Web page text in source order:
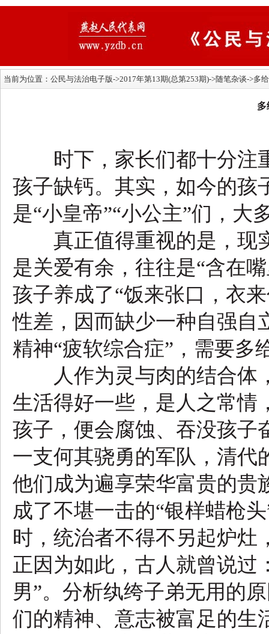
当前为位置： 公民与法治电子版->2017年第13期(总第253期)->随笔杂谈->多
多
时下，家长们都十分注
孩子缺钙。其实，如今的孩
是“小皇帝”“小公主”们，大
真正值得重视的是，现
是关爱有余，往往是“含在
孩子养成了“饭来张口，衣
性差，因而缺少一种自强自
精神“疲软综合症”，需要多
人作为灵与肉的结合体
生活得好一些，是人之常情
孩子，便会腐蚀、吞没孩子
一支何其骁勇的军队，清代
他们成为遍享荣华富贵的贵
成了不堪一击的“银样蜡枪
时，统治者不得不另起炉灶
正因为如此，古人就曾说过
男”。分析纨绔子弟无用的
们的精神、意志被富足的生